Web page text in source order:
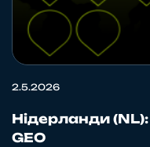
2.5.2026
Нідерланди
GEO